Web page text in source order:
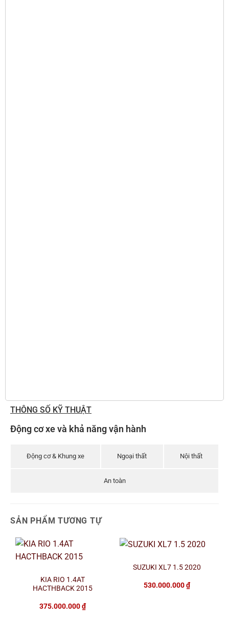
THÔNG SỐ KỸ THUẬT
Động cơ xe và khả năng vận hành
Động cơ & Khung xe Ngoại thất Nội thất
An toàn
SẢN PHẨM TƯƠNG TỰ
KIA RIO 1.4AT
HACTHBACK 2015
375.000.000₫
SUZUKI XL7 1.5 2020
530.000.000₫